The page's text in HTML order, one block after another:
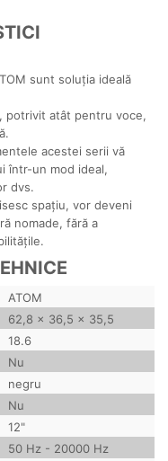
sunt soluția ideală
potrivit atât pentru voce,
acestei serii vă
într-un mod ideal,
dvs.
spațiu, vor deveni
nomade, fără a
ATOM
62,8 x 36,5 x 35,5
18.6
Nu
negru
Nu
12"
50 Hz - 20000 Hz